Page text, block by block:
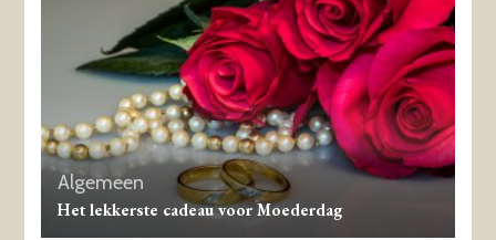
Algemeen
Het lekkerste cadeau voor Moederdag